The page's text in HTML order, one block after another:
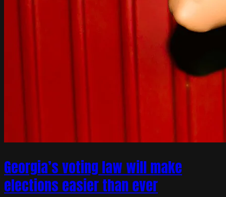
Georgia’s voting law will make
elections easier than ever